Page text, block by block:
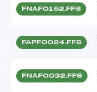
FNAF0152.FFS
FAPF0024.FFS
FNAF0032.FFS